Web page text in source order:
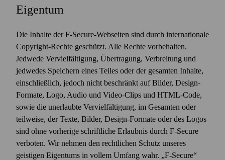
Eigentum
Die Inhalte der F‑Secure-Webseiten sind durch inter­nationale
Copyright-Rechte geschützt. Alle Rechte vorbehalten.
Jedwede Vervielfältigung, Übertragung, Verbreitung und
jedwedes Speichern eines Teiles oder der gesamten Inhalte,
einschließlich, jedoch nicht beschränkt auf Bilder, Design-
Formate, Logo, Audio und Video-Clips und HTML-Code,
sowie die unerlaubte Vervielfältigung, im Gesamten oder
teilweise, der Texte, Bilder, Design-Formate oder des Logos
sind ohne vorherige schriftliche Erlaubnis durch F‑Secure
verboten. Wir nehmen den rechtlichen Schutz unseres
geistigen Eigentums in vollem Umfang wahr. „F‑Secure“